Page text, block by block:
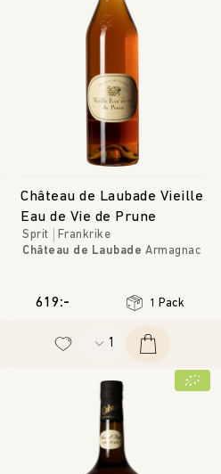
Château de Laubade Vieille
Eau de Vie de Prune
Sprit
Frankrike
Château de Laubade Armagnac
619:- 1 Pack